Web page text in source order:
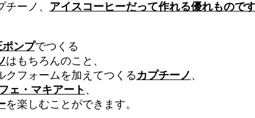
ーノ、 アイスコーヒーだって作れる優れもので
ポンプでつくる
はもちろんのこと、
フォームを加えてつくるカプチーノ 、
ェ・マキアート 、
を楽しむことができます。